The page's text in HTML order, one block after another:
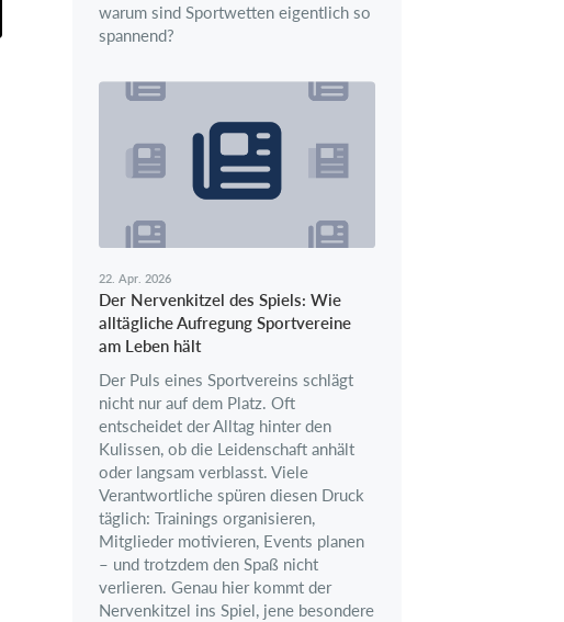
warum sind Sportwetten eigentlich so
spannend?
22. Apr. 2026
Der Nervenkitzel des Spiels: Wie
alltägliche Aufregung Sportvereine
am Leben hält
Der Puls eines Sportvereins schlägt
nicht nur auf dem Platz. Oft
entscheidet der Alltag hinter den
Kulissen, ob die Leidenschaft anhält
oder langsam verblasst. Viele
Verantwortliche spüren diesen Druck
täglich: Trainings organisieren,
Mitglieder motivieren, Events planen
– und trotzdem den Spaß nicht
verlieren. Genau hier kommt der
Nervenkitzel ins Spiel, jene besondere